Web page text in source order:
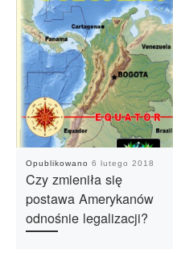
Opublikowano 6 lutego 2018
Czy zmieniła się
postawa Amerykanów
odnośnie legalizacji?